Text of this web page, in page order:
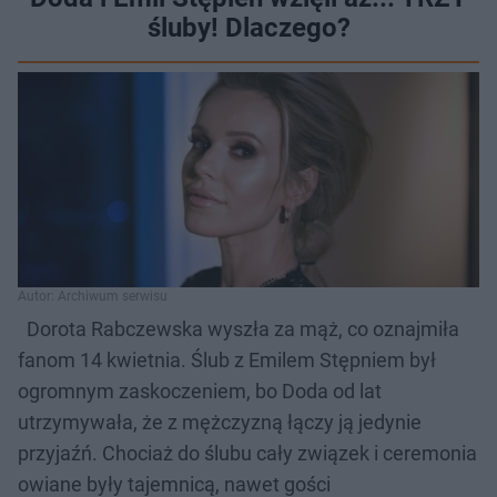
śluby! Dlaczego?
Autor: Archiwum serwisu
Dorota Rabczewska wyszła za mąż, co oznajmiła
fanom 14 kwietnia. Ślub z Emilem Stępniem był
ogromnym zaskoczeniem, bo Doda od lat
utrzymywała, że z mężczyzną łączy ją jedynie
przyjaźń. Chociaż do ślubu cały związek i ceremonia
owiane były tajemnicą, nawet gości